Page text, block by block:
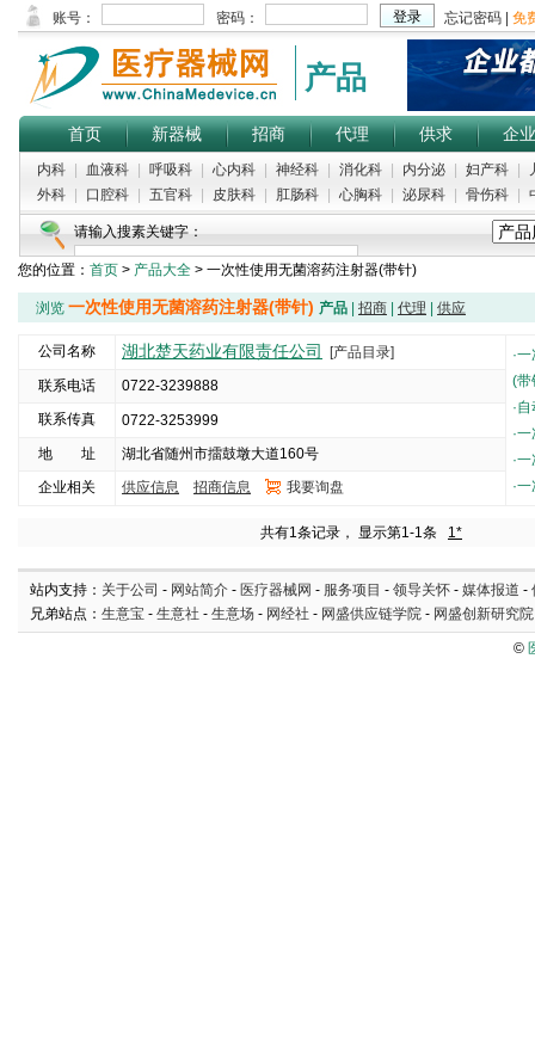
产品
首页 新器械 招商 代理 供求 企业
内科 血液科 呼吸科 心内科 神经科 消化科 内分泌 妇产科
外科
口腔科 五官科 皮肤科 肛肠科 心胸科 泌尿科 骨伤科
请输入搜素关键字：
您的位置： 首页 > 产品大全 > 一次性使用无菌溶药注射器(带针)
浏览 一次性使用无菌溶药注射器(带针) 产品 招商 代理 供应
公司名称 湖北楚天药业有限责任公司 [产品目录] ·一
(带
·自
·一
·一
·一
联系电话
0722-3239888
联系传真
0722-3253999
地 址
湖北省随州市擂鼓墩大道160号
企业相关
供应信息 招商信息 我要询盘
共有1条记录， 显示第1-1条 1*
站内支持： 关于公司 - 网站简介 - 医疗器械网 - 服务项目 - 领导关怀 - 媒体报道 -
兄弟站点： 生意宝 - 生意社 - 生意场 - 网经社 - 网盛供应链学院 - 网盛创新研究院
©